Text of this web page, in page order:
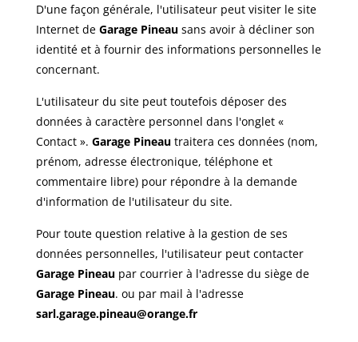
D'une façon générale, l'utilisateur peut visiter le site
Internet de Garage Pineau sans avoir à décliner son
identité et à fournir des informations personnelles le
concernant.
L'utilisateur du site peut toutefois déposer des
données à caractère personnel dans l'onglet «
Contact ». Garage Pineau traitera ces données (nom,
prénom, adresse électronique, téléphone et
commentaire libre) pour répondre à la demande
d'information de l'utilisateur du site.
Pour toute question relative à la gestion de ses
données personnelles, l'utilisateur peut contacter
Garage Pineau par courrier à l'adresse du siège de
Garage Pineau. ou par mail à l'adresse
sarl.garage.pineau@orange.fr